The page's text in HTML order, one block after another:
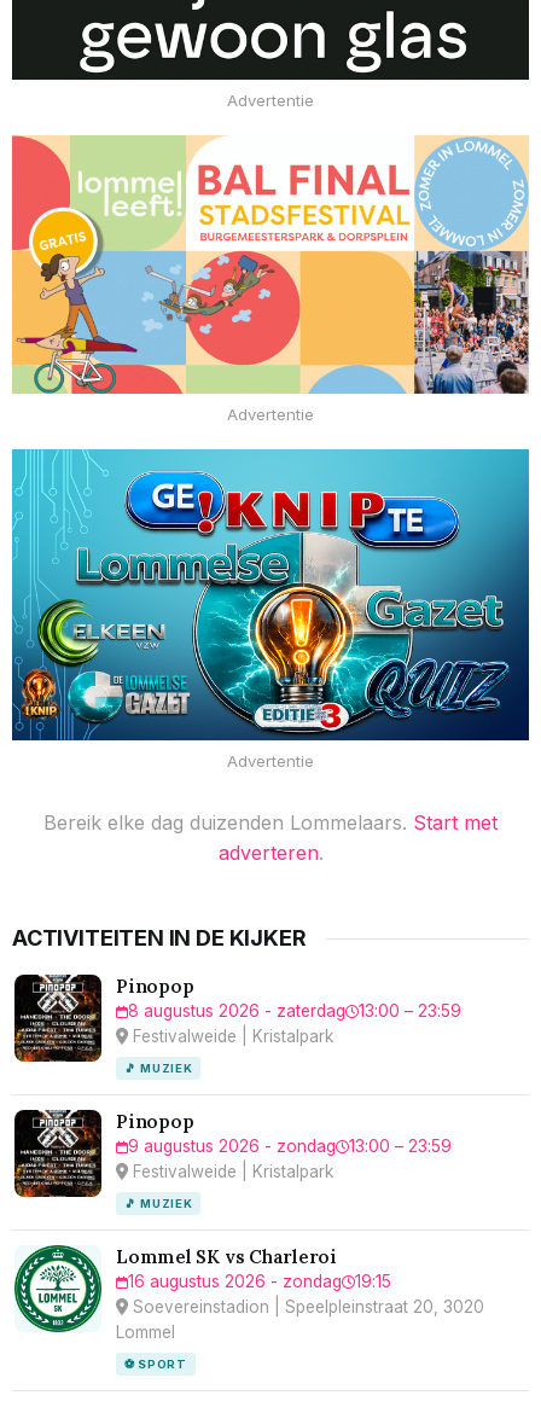
Advertentie
Advertentie
Advertentie
Bereik elke dag duizenden Lommelaars. Start met
adverteren.
ACTIVITEITEN IN DE KIJKER
Pinopop
8 augustus 2026 - zaterdag
13:00 – 23:59
Festivalweide | Kristalpark
🎵 MUZIEK
Pinopop
9 augustus 2026 - zondag
13:00 – 23:59
Festivalweide | Kristalpark
🎵 MUZIEK
Lommel SK vs Charleroi
16 augustus 2026 - zondag
19:15
Soevereinstadion | Speelpleinstraat 20, 3020
Lommel
⚽ SPORT